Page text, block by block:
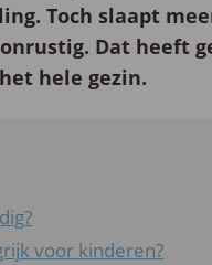
Toch slaapt
Dat heeft
hele gezin.
voor kinderen?